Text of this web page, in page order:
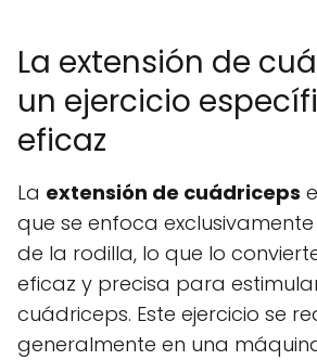
La extensión de
un ejercicio
eficaz
La extensión de cuádriceps
que se enfoca
de la rodilla, lo que lo
eficaz y precisa para
cuádriceps. Este ejercicio se
generalmente en una